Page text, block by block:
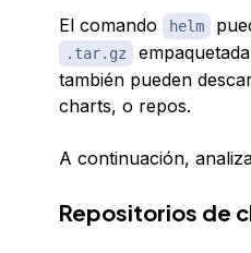
El comando helm
.tar.gz
también pueden
charts, o repos.
A continuación,
Repositorios de